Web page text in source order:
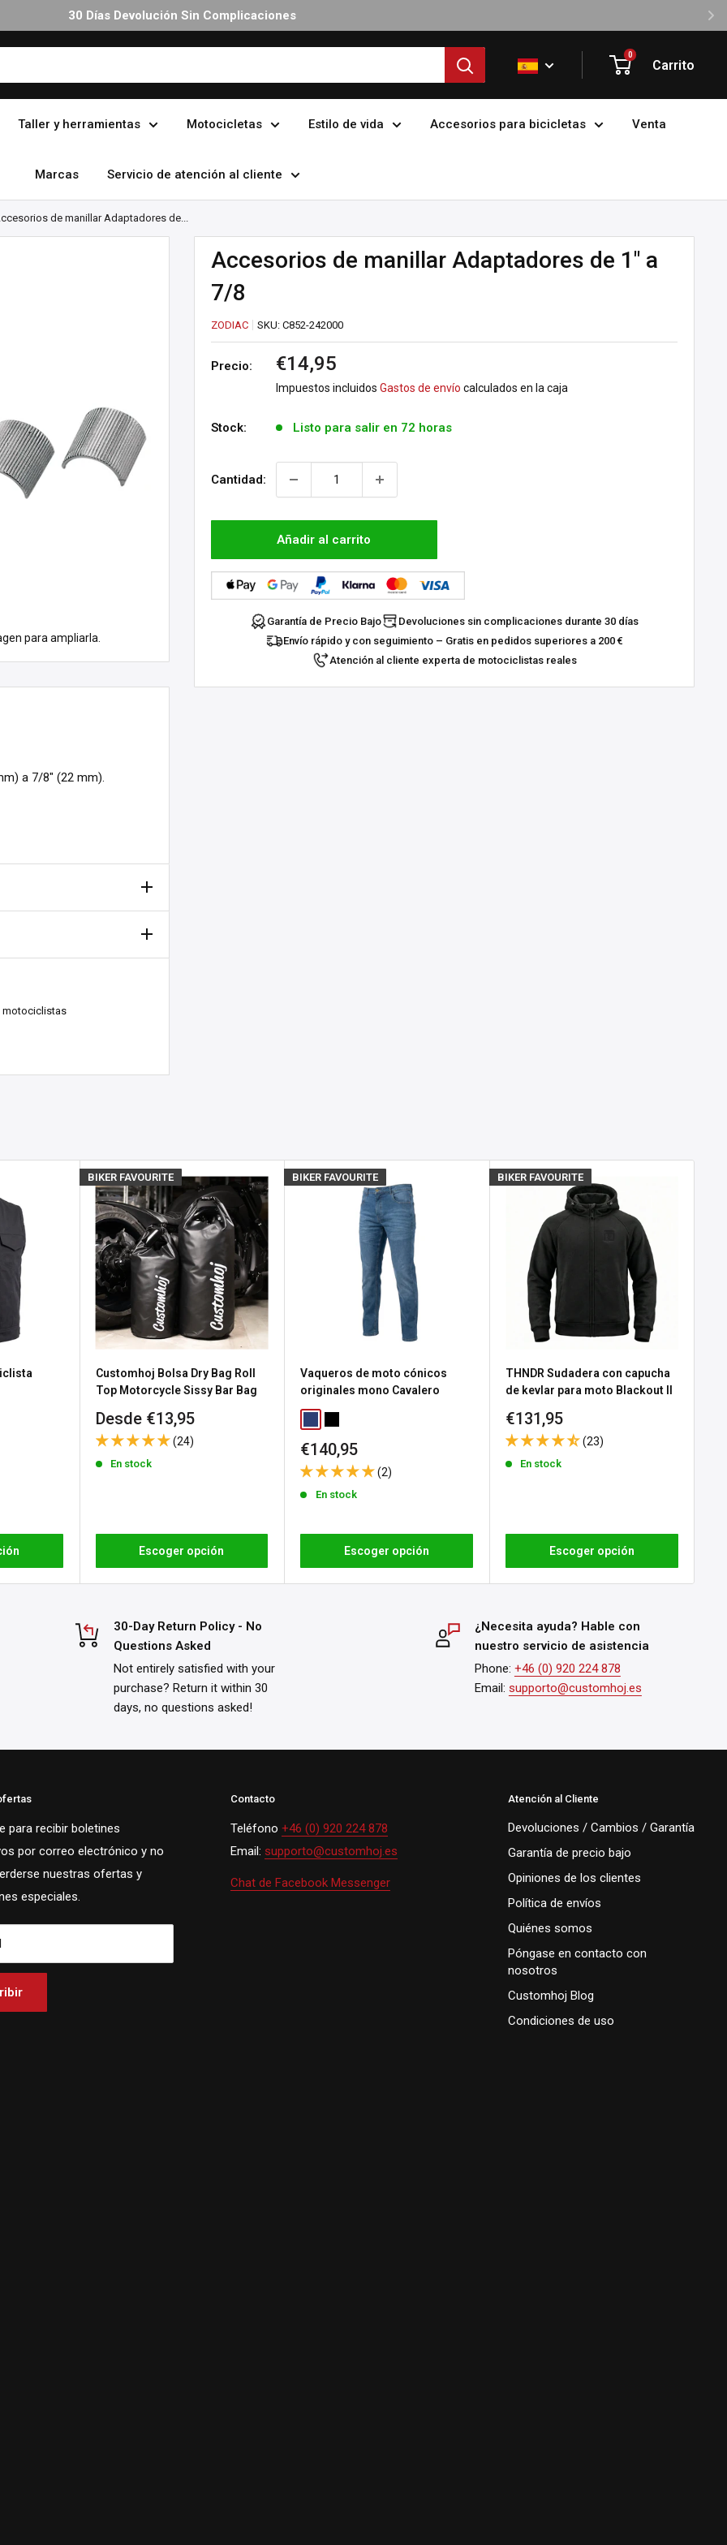
Atención Experta De Moteros Reales
0
Carrito
Taller y herramientas Motocicletas Estilo de vida Accesorios para bicicletas Venta
Marcas Servicio de atención al cliente
de manillar Adaptadores de...
para ampliarla.
Accesorios de manillar Adaptadores de 1" a
7/8
ZODIAC SKU: C852-242000
Precio:
Precio
de
venta
€14,95
Impuestos incluidos Gastos de envío calculados en la caja
Stock: Listo para salir en 72 horas
Cantidad:
Añadir al carrito
Garantía de Precio Bajo
Devoluciones sin complicaciones durante 30 días
Envío rápido y con seguimiento – Gratis en pedidos superiores a 200 €
Atención al cliente experta de motociclistas reales
a 7/8" (22 mm).
Suecia. ¡Nos
para obtener
el estado de stock se
porque necesitas
de envío de
productos
motociclistas
BIKER FAVOURITE
Customhoj Bolsa Dry Bag Roll
Top Motorcycle Sissy Bar Bag
Precio
de
venta
Desde €13,95
(24)
En stock
Escoger opción
BIKER FAVOURITE
Vaqueros de moto cónicos
originales mono Cavalero
Precio
de
venta
€140,95
(2)
En stock
Escoger opción
BIKER FAVOURITE
THNDR Sudadera con capucha
de kevlar para moto Blackout II
Precio
de
venta
€131,95
(23)
En stock
Escoger opción
30-Day Return Policy - No
Questions Asked
Not entirely satisfied with your
purchase? Return it within 30
days, no questions asked!
¿Necesita ayuda? Hable con
nuestro servicio de asistencia
Phone: +46 (0) 920 224 878
Email: supporto@customhoj.es
para recibir boletines
por correo electrónico y no
nuestras ofertas y
especiales.
Contacto
Teléfono +46 (0) 920 224 878
Email: supporto@customhoj.es
Chat de Facebook Messenger
Atención al Cliente
Devoluciones / Cambios / Garantía
Garantía de precio bajo
Opiniones de los clientes
Política de envíos
Quiénes somos
Póngase en contacto con
nosotros
Customhoj Blog
Condiciones de uso